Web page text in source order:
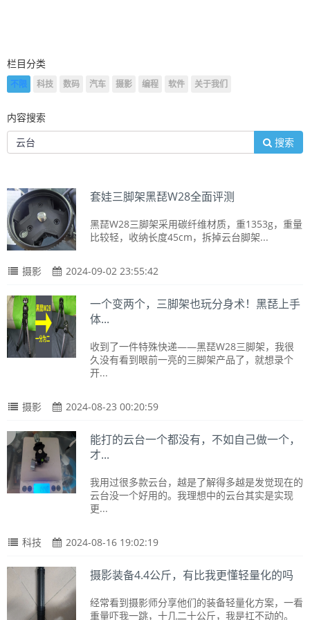
栏目分类
不限 科技 数码 汽车 摄影 编程 软件 关于我们
内容搜索
搜索
套娃三脚架黑琵W28全面评测
黑琵W28三脚架采用碳纤维材质，重1353g，重量
比较轻，收纳长度45cm，拆掉云台脚架...
摄影 2024-09-02 23:55:42
一个变两个，三脚架也玩分身术！黑琵上手
体...
收到了一件特殊快递——黑琵W28三脚架，我很
久没有看到眼前一亮的三脚架产品了，就想录个
开...
摄影 2024-08-23 00:20:59
能打的云台一个都没有，不如自己做一个，
才...
我用过很多款云台，越是了解得多越是发觉现在的
云台没一个好用的。我理想中的云台其实是实现
更...
科技 2024-08-16 19:02:19
摄影装备4.4公斤，有比我更懂轻量化的吗
经常看到摄影师分享他们的装备轻量化方案，一看
重量吓我一跳，十几二十公斤，我是扛不动的。